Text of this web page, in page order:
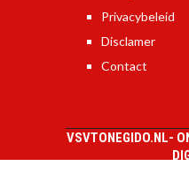
Privacybeleid
Disclamer
Contact
VSVTONEGIDO.NL-